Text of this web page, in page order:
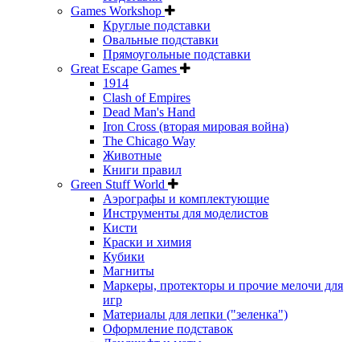
Games Workshop
Круглые подставки
Овальные подставки
Прямоугольные подставки
Great Escape Games
1914
Clash of Empires
Dead Man's Hand
Iron Cross (вторая мировая война)
The Chicago Way
Животные
Книги правил
Green Stuff World
Аэрографы и комплектующие
Инструменты для моделистов
Кисти
Краски и химия
Кубики
Магниты
Маркеры, протекторы и прочие мелочи для
игр
Материалы для лепки ("зеленка")
Оформление подставок